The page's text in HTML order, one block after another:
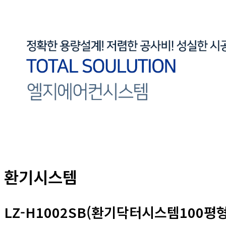
환기시스템
LZ-H1002SB(환기닥터시스템100평